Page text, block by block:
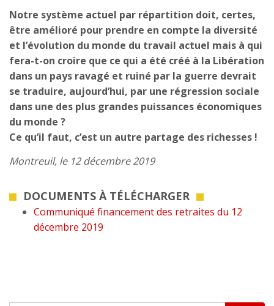
Notre système actuel par répartition doit, certes,
être amélioré pour prendre en compte la diversité
et l’évolution du monde du travail actuel mais à qui
fera-t-on croire que ce qui a été créé à la Libération
dans un pays ravagé et ruiné par la guerre devrait
se traduire, aujourd’hui, par une régression sociale
dans une des plus grandes puissances économiques
du monde ?
Ce qu’il faut, c’est un autre partage des richesses !
Montreuil, le 12 décembre 2019
DOCUMENTS À TÉLÉCHARGER
Communiqué financement des retraites du 12
décembre 2019